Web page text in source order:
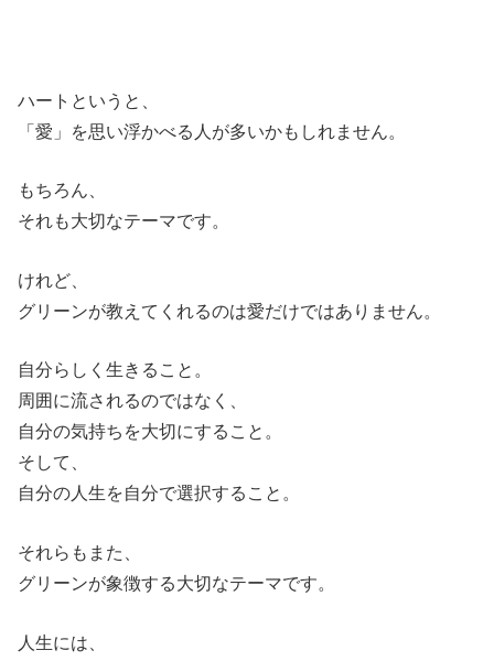
ハートというと、
「愛」を思い浮かべる人が多いかもしれません。
もちろん、
それも大切なテーマです。
けれど、
グリーンが教えてくれるのは愛だけではありません。
自分らしく生きること。
周囲に流されるのではなく、
自分の気持ちを大切にすること。
そして、
自分の人生を自分で選択すること。
それらもまた、
グリーンが象徴する大切なテーマです。
人生には、